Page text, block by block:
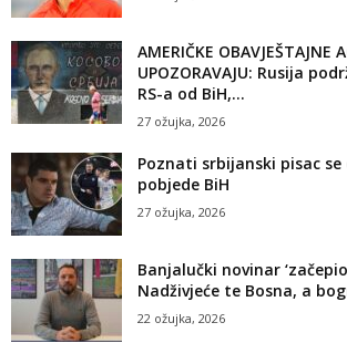
AMERIČKE OBAVJEŠTAJNE
UPOZORAVAJU: Rusija
RS-a od BiH,...
27 ožujka, 2026
Poznati srbijanski pisac
pobjede BiH
27 ožujka, 2026
Banjalučki novinar
Nadživjeće te Bosna, a
22 ožujka, 2026